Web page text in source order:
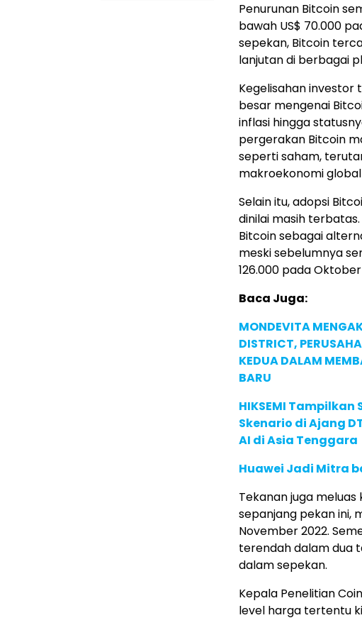
Penurunan Bitcoin
bawah US$ 70.000
sepekan, Bitcoin
lanjutan di berbagai
Kegelisahan investor
besar mengenai
inflasi hingga
pergerakan Bitcoin
seperti saham,
makroekonomi global
Selain itu, adopsi
dinilai masih
Bitcoin sebagai
meski sebelumnya
126.000 pada
Baca Juga:
MONDEVITA
DISTRICT,
KEDUA DALAM
BARU
HIKSEMI
Skenario di Ajang
AI di Asia Tenggara
Huawei Jadi Mitra
Tekanan juga
sepanjang pekan ini,
November 2022.
terendah dalam dua
dalam sepekan.
Kepala Penelitian
level harga tertentu